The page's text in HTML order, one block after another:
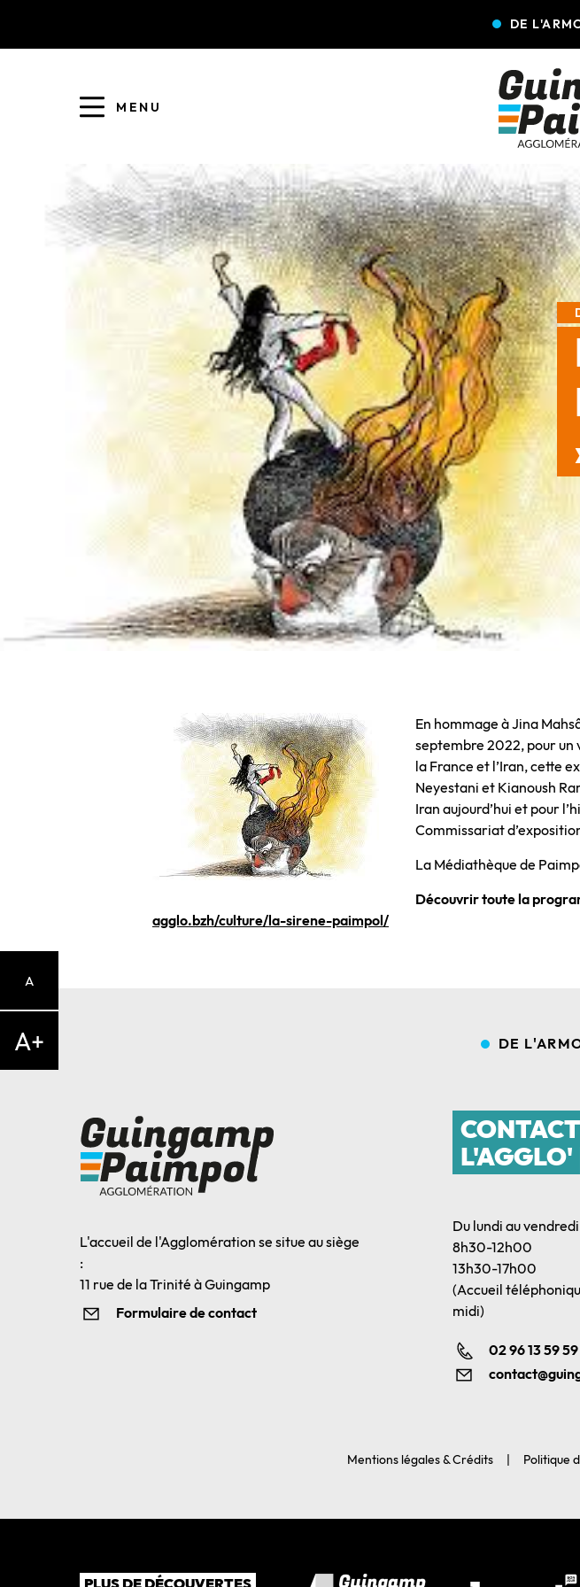
DE
MENU
ENFANCE JEUNESSE L'AGGLO' RECRUTE
PISCINES
A
A+
En hommage à Jina
septembre 2022, pour un
la France et l’Iran, cette
Neyestani et Kianoush
Iran aujourd’hui et pour
Commissariat
La Médiathèque de
Découvrir toute la
agglo.bzh/culture/la-sirene-paimpol/
DE
L'accueil de l'Agglomération se situe au siège
:
11 rue de la Trinité à Guingamp
Formulaire de contact
L'AGGLO'
Du lundi au vendredi
8h30-12h00
13h30-17h00
(Accueil
midi)
02 96 13 59 59
Mentions légales & Crédits Politique
PLUS DE DÉCOUVERTES